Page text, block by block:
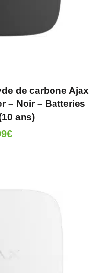
de carbone Ajax
– Noir – Batteries
ans)
€